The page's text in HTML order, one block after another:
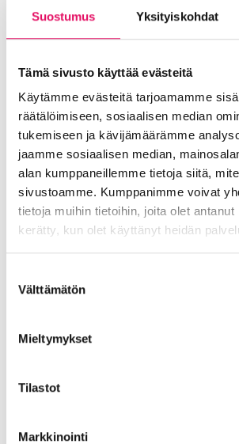
Suostumus Yksityiskohdat
Tämä sivusto käyttää evästeitä
Käytämme evästeitä tarjoamamme
räätälöimiseen, sosiaalisen median
tukemiseen ja kävijämäärämme
jaamme sosiaalisen median,
alan kumppaneillemme tietoja siitä,
sivustoamme. Kumppanimme voivat
tietoja muihin tietoihin, joita olet antanut
kerätty, kun olet käyttänyt heidän
valinta
Välttämätön
Mieltymykset
Tilastot
Markkinointi
Seuraava Liikeideat lentoon –
starttaa loka-marraskuussa 2022.
somessa
Siirry Uutiset-sivulle
Uutiskategoriat
Blogi Digitalisaatio
Into työpaikkana
Kansainvälistyminen
Liikeidea ja yrityksen perustaminen
Liiketoiminnan valmennukset
Sijoittuminen Seinäjoelle
Startup-
Yritysrahoitus
Maailma löysi Seinäjoen
Uutiset